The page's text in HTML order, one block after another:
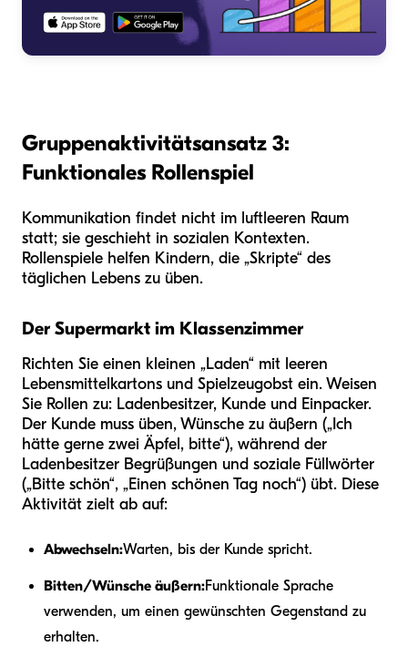
Gruppenaktivitätsansatz 3:
Funktionales Rollenspiel
Kommunikation findet nicht im luftleeren Raum
statt; sie geschieht in sozialen Kontexten.
Rollenspiele helfen Kindern, die „Skripte“ des
täglichen Lebens zu üben.
Der Supermarkt im Klassenzimmer
Richten Sie einen kleinen „Laden“ mit leeren
Lebensmittelkartons und Spielzeugobst ein. Weisen
Sie Rollen zu: Ladenbesitzer, Kunde und Einpacker.
Der Kunde muss üben, Wünsche zu äußern („Ich
hätte gerne zwei Äpfel, bitte“), während der
Ladenbesitzer Begrüßungen und soziale Füllwörter
(„Bitte schön“, „Einen schönen Tag noch“) übt. Diese
Aktivität zielt ab auf:
Abwechseln:Warten, bis der Kunde spricht.
Bitten/Wünsche äußern:Funktionale Sprache
verwenden, um einen gewünschten Gegenstand zu
erhalten.